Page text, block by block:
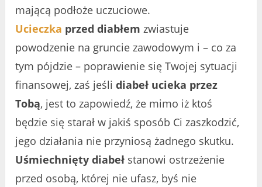
mającą podłoże uczuciowe.
Ucieczka przed diabłem zwiastuje
powodzenie na gruncie zawodowym i – co za
tym pójdzie – poprawienie się Twojej sytuacji
finansowej, zaś jeślidiabeł ucieka przez
Tobą, jest to zapowiedź, że mimo iż ktoś
będzie się starał w jakiś sposób Ci zaszkodzić,
jego działania nie przyniosą żadnego skutku.
Uśmiechnięty diabeł stanowi ostrzeżenie
przed osobą, której nie ufasz, byś nie